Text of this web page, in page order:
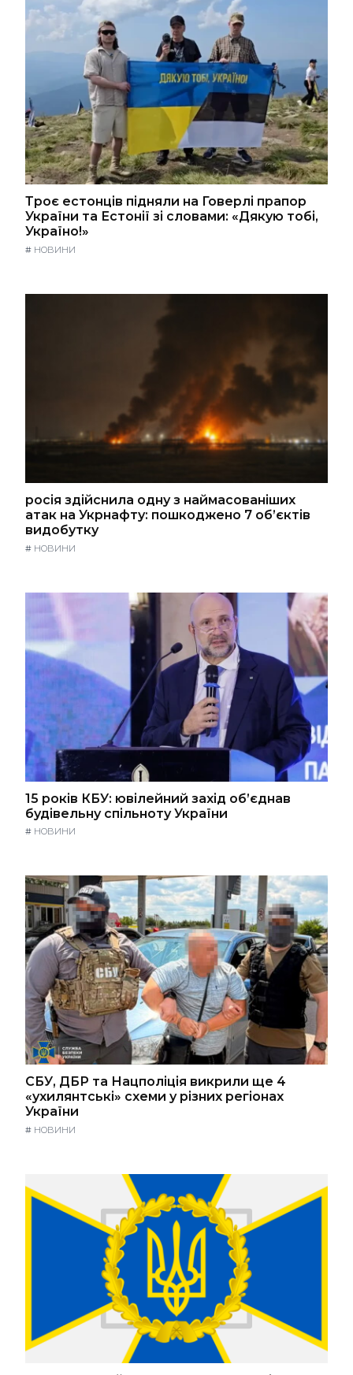
Троє естонців підняли на Говерлі прапор
України та Естонії зі словами: «Дякую тобі,
Україно!»
# НОВИНИ
росія здійснила одну з наймасованіших
атак на Укрнафту: пошкоджено 7 об’єктів
видобутку
# НОВИНИ
15 років КБУ: ювілейний захід об’єднав
будівельну спільноту України
# НОВИНИ
СБУ, ДБР та Нацполіція викрили ще 4
«ухилянтські» схеми у різних регіонах
України
# НОВИНИ